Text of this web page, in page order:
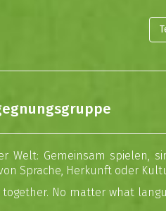
Welt: Gemeinsam spielen,
Sprache, Herkunft oder
No matter what